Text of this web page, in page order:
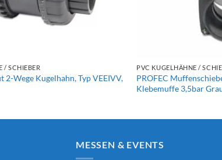
/ SCHIEBER
2-Wege Kugelhahn, Typ VEEIVV,
PVC KUGELHÄHNE /
PROFEC
Klebemuffe 3,5bar
MESSEN & EVENTS